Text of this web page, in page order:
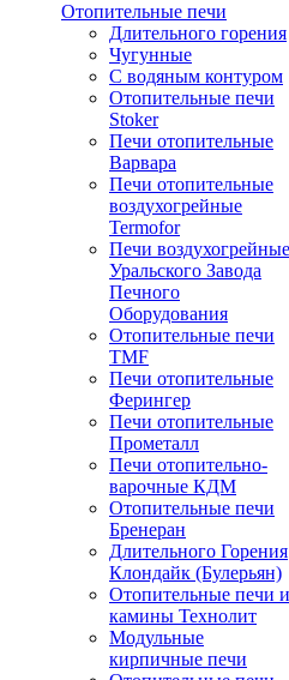
Отопительные печи
Длительного горения
Чугунные
C водяным контуром
Отопительные печи
Stoker
Печи отопительные
Варвара
Печи отопительные
воздухогрейные
Termofor
Печи воздухогрейные
Уральского Завода
Печного
Оборудования
Отопительные печи
TMF
Печи отопительные
Ферингер
Печи отопительные
Прометалл
Печи отопительно-
варочные КДМ
Отопительные печи
Бренеран
Длительного Горения
Клондайк (Булерьян)
Отопительные печи и
камины Технолит
Модульные
кирпичные печи